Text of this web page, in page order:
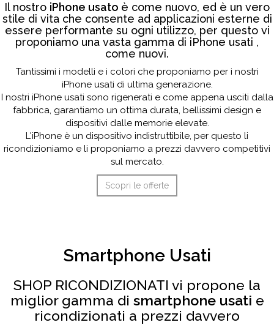
Il nostro iPhone usato è come nuovo, ed è un vero
stile di vita che consente ad applicazioni esterne di
essere performante su ogni utilizzo, per questo vi
proponiamo una vasta gamma di iPhone usati ,
come nuovi.
Tantissimi i modelli e i colori che proponiamo per i nostri
iPhone usati di ultima generazione.
I nostri iPhone usati sono rigenerati e come appena usciti dalla
fabbrica, garantiamo un ottima durata, bellissimi design e
dispositivi dalle memorie elevate.
L'iPhone è un dispositivo indistruttibile, per questo li
ricondizioniamo e li proponiamo a prezzi davvero competitivi
sul mercato.
Scopri le offerte
Smartphone Usati
SHOP RICONDIZIONATI vi propone la
miglior gamma di smartphone usati e
ricondizionati a prezzi davvero